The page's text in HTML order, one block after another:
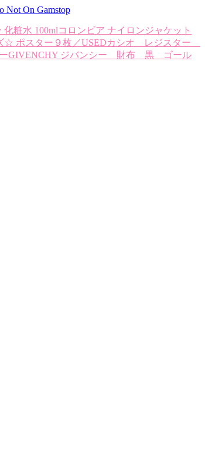
Not On Gamstop
粧水 100mlコロンビア ナイロンジャケット
☆ ポスター９枚／USEDカシオ レジスター
GIVENCHY ジバンシー 財布 黒 ゴール